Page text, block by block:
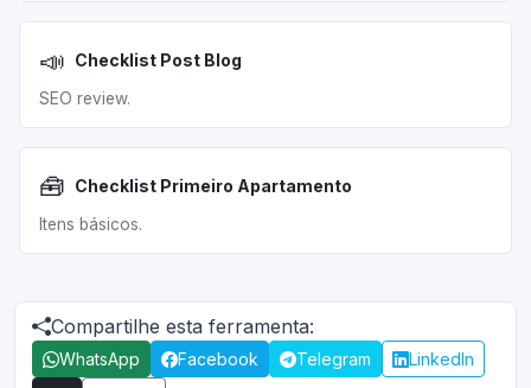
📣 Checklist Post Blog
SEO review.
🧰 Checklist Primeiro Apartamento
Itens básicos.
Compartilhe esta ferramenta:
WhatsApp Facebook Telegram
LinkedIn